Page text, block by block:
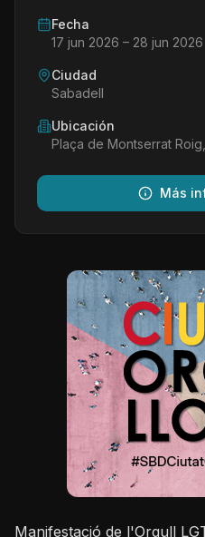
Fecha
17 jun 2026 – 28 jun 2026
Ciudad
Sabadell
Ubicación
Plaça de Montserrat
Más
Manifestació de l'Orgull